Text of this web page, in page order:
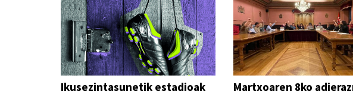
Ikusezintasunetik estadioak
Martxoaren 8ko